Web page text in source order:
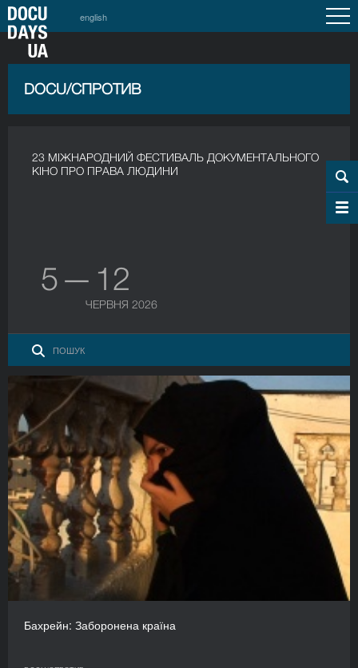
english
DOCU/СПРОТИВ
23 МІЖНАРОДНИЙ ФЕСТИВАЛЬ ДОКУМЕНТАЛЬНОГО
КІНО ПРО ПРАВА ЛЮДИНИ
5 — 12
ЧЕРВНЯ 2026
Бахрейн: Заборонена країна